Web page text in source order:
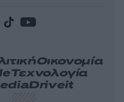
Οικονομία
Τεχνολογία
Driveit